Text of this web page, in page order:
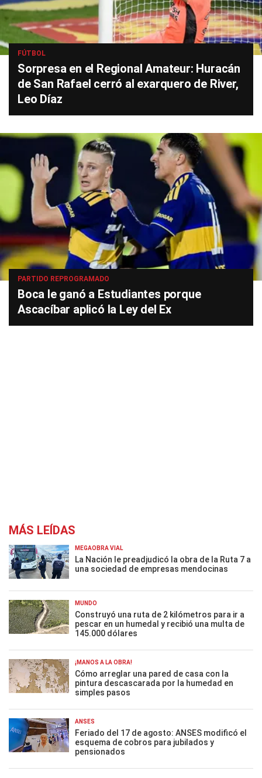
FÚTBOL
Sorpresa en el Regional Amateur: Huracán
de San Rafael cerró al exarquero de River,
Leo Díaz
PARTIDO REPROGRAMADO
Boca le ganó a Estudiantes porque
Ascacíbar aplicó la Ley del Ex
MÁS LEÍDAS
MEGAOBRA VIAL
La Nación le preadjudicó la obra de la Ruta 7 a
una sociedad de empresas mendocinas
MUNDO
Construyó una ruta de 2 kilómetros para ir a
pescar en un humedal y recibió una multa de
145.000 dólares
¡MANOS A LA OBRA!
Cómo arreglar una pared de casa con la
pintura descascarada por la humedad en
simples pasos
ANSES
Feriado del 17 de agosto: ANSES modificó el
esquema de cobros para jubilados y
pensionados